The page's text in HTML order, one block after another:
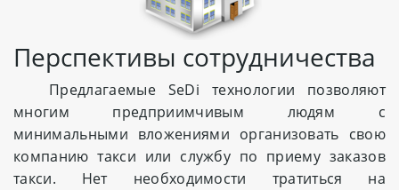
Перспективы сотрудничества
Предлагаемые SeDi технологии позволяют
многим предприимчивым людям с
минимальными вложениями организовать свою
компанию такси или службу по приему заказов
такси. Нет необходимости тратиться на